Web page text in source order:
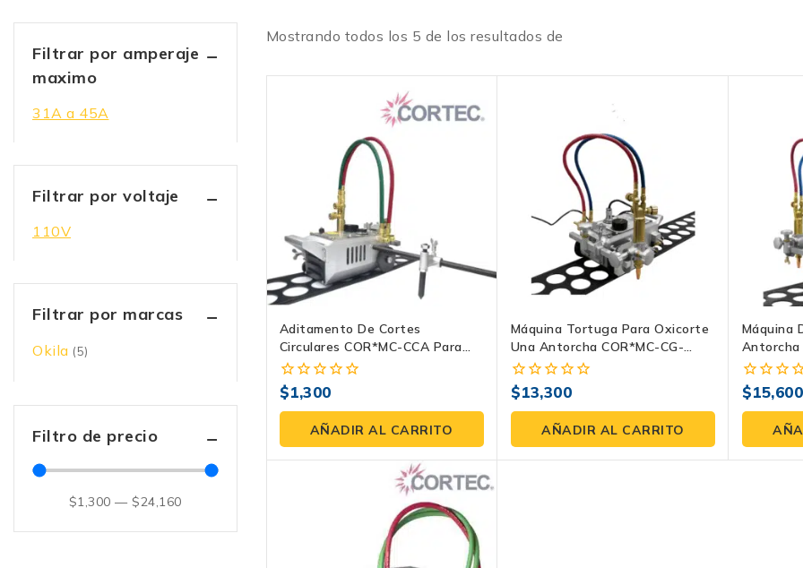
Mostrando todos los 5 de los resultados de
Aditamento De Cortes
Circulares COR*MC-CCA Para
Máquina De Oxicorte
0
fuera
5
$1,300
AÑADIR AL CARRITO
Máquina Tortuga Para Oxicorte
Una Antorcha COR*MC-CG-
30CH Cortec – Okila
0
fuera
5
$13,300
AÑADIR AL CARRITO
Máquina
Antorcha
Corte
0
fuera
5
$15,600
Filtrar por amperaje
maximo
31A a 45A
Filtrar por voltaje
110V
Filtrar por marcas
Okila (5)
Filtro de precio
$1,300 —$24,160